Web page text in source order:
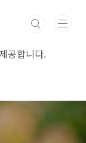
공합니다.